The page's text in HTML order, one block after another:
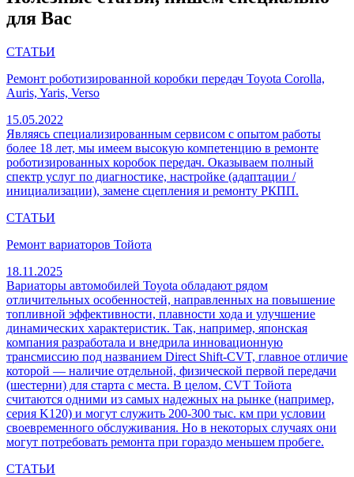
для Вас
СТАТЬИ
Ремонт роботизированной коробки передач Toyota Corolla,
Auris, Yaris, Verso
15.05.2022
Являясь специализированным сервисом с опытом работы
более 18 лет, мы имеем высокую компетенцию в ремонте
роботизированных коробок передач. Оказываем полный
спектр услуг по диагностике, настройке (адаптации /
инициализации), замене сцепления и ремонту РКПП.
СТАТЬИ
Ремонт вариаторов Тойота
18.11.2025
Вариаторы автомобилей Toyota обладают рядом
отличительных особенностей, направленных на повышение
топливной эффективности, плавности хода и улучшение
динамических характеристик. Так, например, японская
компания разработала и внедрила инновационную
трансмиссию под названием Direct Shift-CVT, главное отличие
которой — наличие отдельной, физической первой передачи
(шестерни) для старта с места. В целом, CVT Тойота
считаются одними из самых надежных на рынке (например,
серия K120) и могут служить 200-300 тыс. км при условии
своевременного обслуживания. Но в некоторых случаях они
могут потребовать ремонта при гораздо меньшем пробеге.
СТАТЬИ